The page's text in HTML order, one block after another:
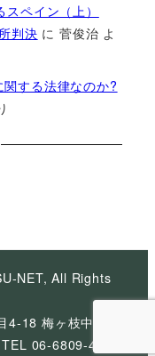
ペイン（上）
判決 に菅俊治 よ
する法律なのか?
NET, All Rights
18 梅ヶ枝中央ビ
06-6809-4926